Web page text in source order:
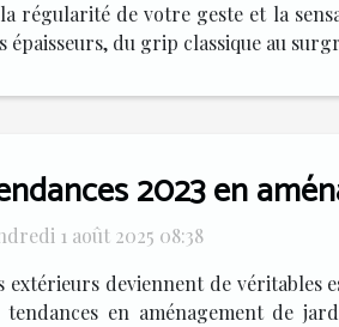
de votre geste et la
épaisseurs, du grip classique au
2023 en
1 août 2025 08:38
extérieurs deviennent de véritables
tendances en aménagement de